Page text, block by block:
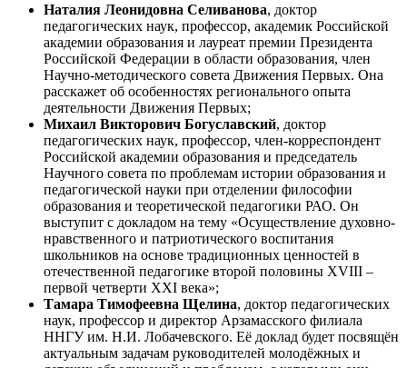
Наталия Леонидовна Селиванова, доктор
педагогических наук, профессор, академик Российской
академии образования и лауреат премии Президента
Российской Федерации в области образования, член
Научно-методического совета Движения Первых. Она
расскажет об особенностях регионального опыта
деятельности Движения Первых;
Михаил Викторович Богуславский, доктор
педагогических наук, профессор, член-корреспондент
Российской академии образования и председатель
Научного совета по проблемам истории образования и
педагогической науки при отделении философии
образования и теоретической педагогики РАО. Он
выступит с докладом на тему «Осуществление духовно-
нравственного и патриотического воспитания
школьников на основе традиционных ценностей в
отечественной педагогике второй половины XVIII –
первой четверти XXI века»;
Тамара Тимофеевна Щелина, доктор педагогических
наук, профессор и директор Арзамасского филиала
ННГУ им. Н.И. Лобачевского. Её доклад будет посвящён
актуальным задачам руководителей молодёжных и